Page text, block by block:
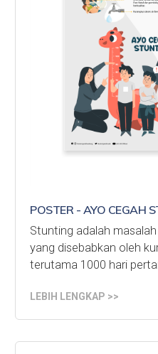
POSTER - AYO CEGAH
Stunting adalah
yang disebabkan oleh
terutama 1000 hari
LEBIH LENGKAP >>